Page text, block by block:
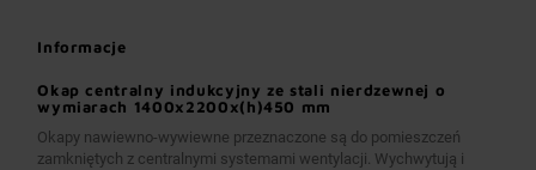
Informacje
Okap centralny indukcyjny ze stali nierdzewnej o
wymiarach 1400x2200x(h)450 mm
Okapy nawiewno-wywiewne przeznaczone są do pomieszczeń
zamkniętych z centralnymi systemami wentylacji. Wychwytują i